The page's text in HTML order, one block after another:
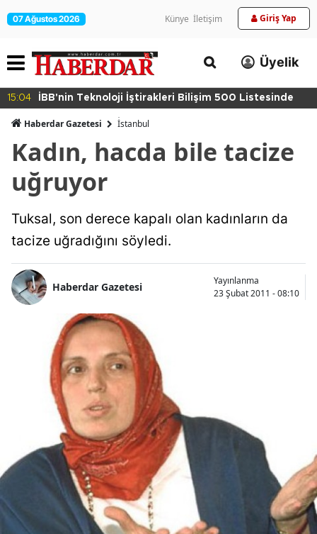
07 Ağustos 2026 Künye İletişim Giriş Yap
Üyelik
15:04 İBB'nin Teknoloji İştirakleri Bilişim 500 Listesinde
Haberdar Gazetesi İ̇stanbul
Kadın, hacda bile tacize
uğruyor
Tuksal, son derece kapalı olan kadınların da
tacize uğradığını söyledi.
Haberdar Gazetesi
Yayınlanma
23 Şubat 2011 - 08:10